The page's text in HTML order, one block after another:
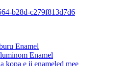
Enamel
Enamel
kọpa e ji enameled mee